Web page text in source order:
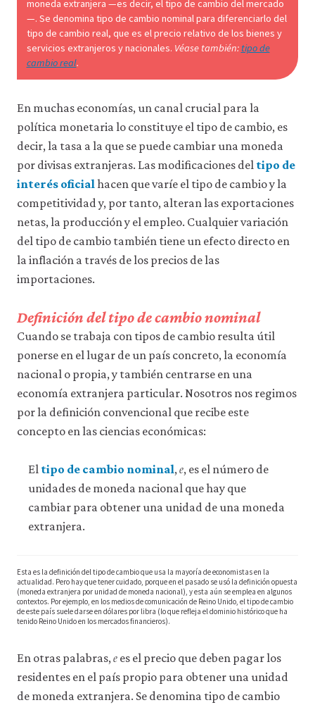
través
tu
pero
es
posible
que
eso
a
las
prestaciones
sitio
web
por
acceder
a
para
los
que
que
tener
iniciada).
También
gustaría
utilizar
nos
ayuden
a
mejorar
y
de
moneda extranjera —es decir, el tipo de cambio del mercado
—. Se denomina tipo de cambio nominal para diferenciarlo del
tipo de cambio real, que es el precio relativo de los bienes y
servicios extranjeros y nacionales. Véase también: tipo de
cambio real.
En muchas economías, un canal crucial para la
política monetaria lo constituye el tipo de cambio, es
decir, la tasa a la que se puede cambiar una moneda
por divisas extranjeras. Las modificaciones deltipo de
interés oficialhacen que varíe el tipo de cambio y la
competitividad y, por tanto, alteran las exportaciones
netas, la producción y el empleo. Cualquier variación
del tipo de cambio también tiene un efecto directo en
la inflación a través de los precios de las
importaciones.
Definición del tipo de cambio nominal
Cuando se trabaja con tipos de cambio resulta útil
ponerse en el lugar de un país concreto, la economía
nacional o propia, y también centrarse en una
economía extranjera particular. Nosotros nos regimos
por la definición convencional que recibe este
concepto en las ciencias económicas:
Eltipo de cambio nominal, 𝑒, es el número de
unidades de moneda nacional que hay que
cambiar para obtener una unidad de una moneda
extranjera.
Esta es la definición del tipo de cambio que usa la mayoría de economistas en la
actualidad. Pero hay que tener cuidado, porque en el pasado se usó la definición opuesta
(moneda extranjera por unidad de moneda nacional), y esta aún se emplea en algunos
contextos. Por ejemplo, en los medios de comunicación de Reino Unido, el tipo de cambio
de este país suele darse en dólares por libra (lo que refleja el dominio histórico que ha
tenido Reino Unido en los mercados financieros).
En otras palabras, 𝑒es el precio que deben pagar los
residentes en el país propio para obtener una unidad
de moneda extranjera. Se denomina tipo de cambio